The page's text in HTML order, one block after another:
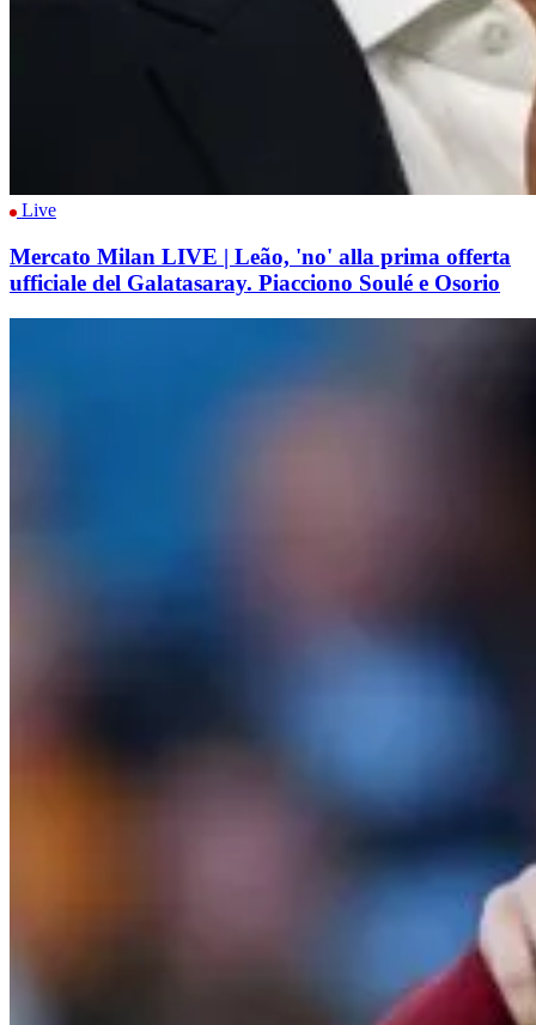
Live
Mercato Milan LIVE | Leão, 'no' alla prima offerta
ufficiale del Galatasaray. Piacciono Soulé e Osorio